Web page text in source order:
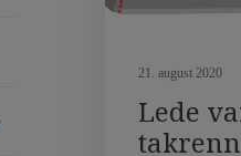
21. august 2020
Lede